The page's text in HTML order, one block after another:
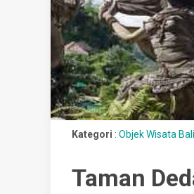
Kategori : Objek Wisata Bali
Taman